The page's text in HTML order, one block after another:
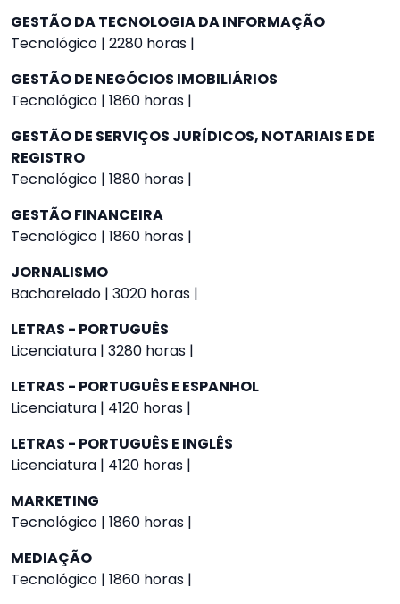
GESTÃO DA TECNOLOGIA DA INFORMAÇÃO
Tecnológico | 2280 horas |
GESTÃO DE NEGÓCIOS IMOBILIÁRIOS
Tecnológico | 1860 horas |
GESTÃO DE SERVIÇOS JURÍDICOS, NOTARIAIS E DE
REGISTRO
Tecnológico | 1880 horas |
GESTÃO FINANCEIRA
Tecnológico | 1860 horas |
JORNALISMO
Bacharelado | 3020 horas |
LETRAS - PORTUGUÊS
Licenciatura | 3280 horas |
LETRAS - PORTUGUÊS E ESPANHOL
Licenciatura | 4120 horas |
LETRAS - PORTUGUÊS E INGLÊS
Licenciatura | 4120 horas |
MARKETING
Tecnológico | 1860 horas |
MEDIAÇÃO
Tecnológico | 1860 horas |